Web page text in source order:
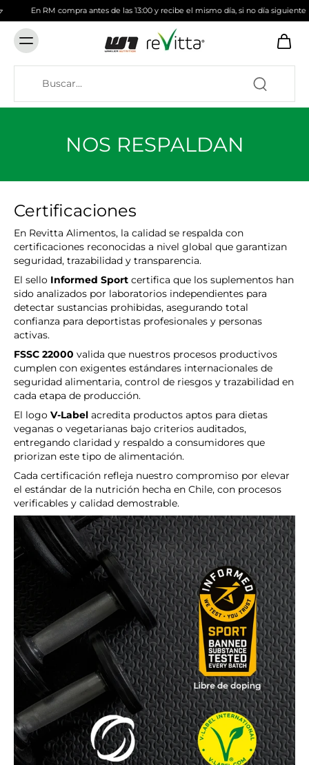
En RM compra antes de las 13:00 y recibe el mismo día, si no día siguiente
NOS RESPALDAN
Certificaciones
En Revitta Alimentos, la calidad se respalda con
certificaciones reconocidas a nivel global que garantizan
seguridad, trazabilidad y transparencia.
El sello Informed Sport certifica que los suplementos han
sido analizados por laboratorios independientes para
detectar sustancias prohibidas, asegurando total
confianza para deportistas profesionales y personas
activas.
FSSC 22000 valida que nuestros procesos productivos
cumplen con exigentes estándares internacionales de
seguridad alimentaria, control de riesgos y trazabilidad en
cada etapa de producción.
El logo V-Label acredita productos aptos para dietas
veganas o vegetarianas bajo criterios auditados,
entregando claridad y respaldo a consumidores que
priorizan este tipo de alimentación.
Cada certificación refleja nuestro compromiso por elevar
el estándar de la nutrición hecha en Chile, con procesos
verificables y calidad demostrable.